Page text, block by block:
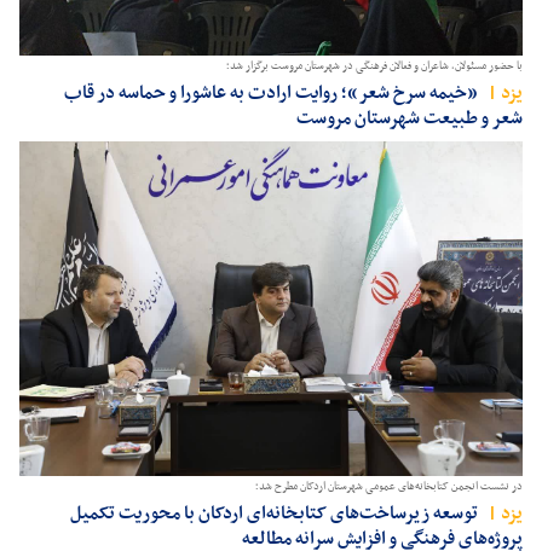
با حضور مسئولان، شاعران و فعالان فرهنگی در شهرستان مروست برگزار شد؛
يزد
«خیمه سرخ شعر»؛ روایت ارادت به عاشورا و حماسه در قاب
شعر و طبیعت شهرستان مروست
در نشست انجمن کتابخانه‌های عمومی شهرستان اردکان مطرح شد؛
يزد
توسعه زیرساخت‌های کتابخانه‌ای اردکان با محوریت تکمیل
پروژه‌های فرهنگی و افزایش سرانه مطالعه